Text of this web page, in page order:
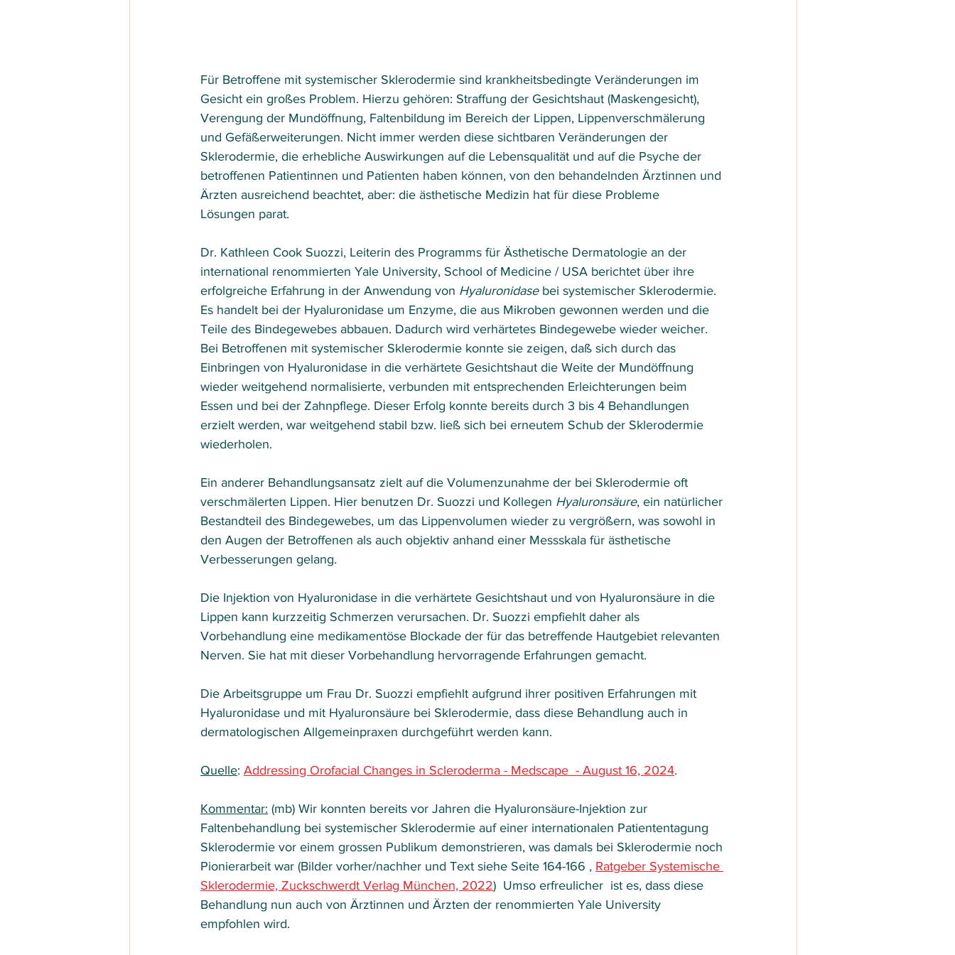
Für Betroffene mit systemischer Sklerodermie sind krankheitsbedingte Veränderungen im
Gesicht ein großes Problem. Hierzu gehören: Straffung der Gesichtshaut (Maskengesicht),
Verengung der Mundöffnung, Faltenbildung im Bereich der Lippen, Lippenverschmälerung
und Gefäßerweiterungen. Nicht immer werden diese sichtbaren Veränderungen der
Sklerodermie, die erhebliche Auswirkungen auf die Lebensqualität und auf die Psyche der
betroffenen Patientinnen und Patienten haben können, von den behandelnden Ärztinnen und
Ärzten ausreichend beachtet, aber: die ästhetische Medizin hat für diese Probleme
Lösungen parat.
Dr. Kathleen Cook Suozzi, Leiterin des Programms für Ästhetische Dermatologie an der
international renommierten Yale University, School of Medicine / USA berichtet über ihre
erfolgreiche Erfahrung in der Anwendung von Hyaluronidase bei systemischer Sklerodermie.
Es handelt bei der Hyaluronidase um Enzyme, die aus Mikroben gewonnen werden und die
Teile des Bindegewebes abbauen. Dadurch wird verhärtetes Bindegewebe wieder weicher.
Bei Betroffenen mit systemischer Sklerodermie konnte sie zeigen, daß sich durch das
Einbringen von Hyaluronidase in die verhärtete Gesichtshaut die Weite der Mundöffnung
wieder weitgehend normalisierte, verbunden mit entsprechenden Erleichterungen beim
Essen und bei der Zahnpflege. Dieser Erfolg konnte bereits durch 3 bis 4 Behandlungen
erzielt werden, war weitgehend stabil bzw. ließ sich bei erneutem Schub der Sklerodermie
wiederholen.
Ein anderer Behandlungsansatz zielt auf die Volumenzunahme der bei Sklerodermie oft
verschmälerten Lippen. Hier benutzen Dr. Suozzi und Kollegen Hyaluronsäure, ein natürlicher
Bestandteil des Bindegewebes, um das Lippenvolumen wieder zu vergrößern, was sowohl in
den Augen der Betroffenen als auch objektiv anhand einer Messskala für ästhetische
Verbesserungen gelang.
Die Injektion von Hyaluronidase in die verhärtete Gesichtshaut und von Hyaluronsäure in die
Lippen kann kurzzeitig Schmerzen verursachen. Dr. Suozzi empfiehlt daher als
Vorbehandlung eine medikamentöse Blockade der für das betreffende Hautgebiet relevanten
Nerven. Sie hat mit dieser Vorbehandlung hervorragende Erfahrungen gemacht.
Die Arbeitsgruppe um Frau Dr. Suozzi empfiehlt aufgrund ihrer positiven Erfahrungen mit
Hyaluronidase und mit Hyaluronsäure bei Sklerodermie, dass diese Behandlung auch in
dermatologischen Allgemeinpraxen durchgeführt werden kann.
Quelle: Addressing Orofacial Changes in Scleroderma - Medscape  - August 16, 2024.
Kommentar: (mb) Wir konnten bereits vor Jahren die Hyaluronsäure-Injektion zur
Faltenbehandlung bei systemischer Sklerodermie auf einer internationalen Patiententagung
Sklerodermie vor einem grossen Publikum demonstrieren, was damals bei Sklerodermie noch
Pionierarbeit war (Bilder vorher/nachher und Text siehe Seite 164-166 , Ratgeber Systemische
Sklerodermie, Zuckschwerdt Verlag München, 2022)  Umso erfreulicher  ist es, dass diese
Behandlung nun auch von Ärztinnen und Ärzten der renommierten Yale University
empfohlen wird.